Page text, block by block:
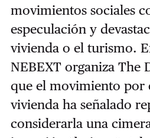
movimientos sociales
especulación y
vivienda o el turismo.
NEBEXT organiza The
que el movimiento por
vivienda ha señalado
considerarla una